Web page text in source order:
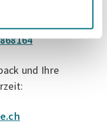
ist-die-
kuenstlichen-
und Ihre